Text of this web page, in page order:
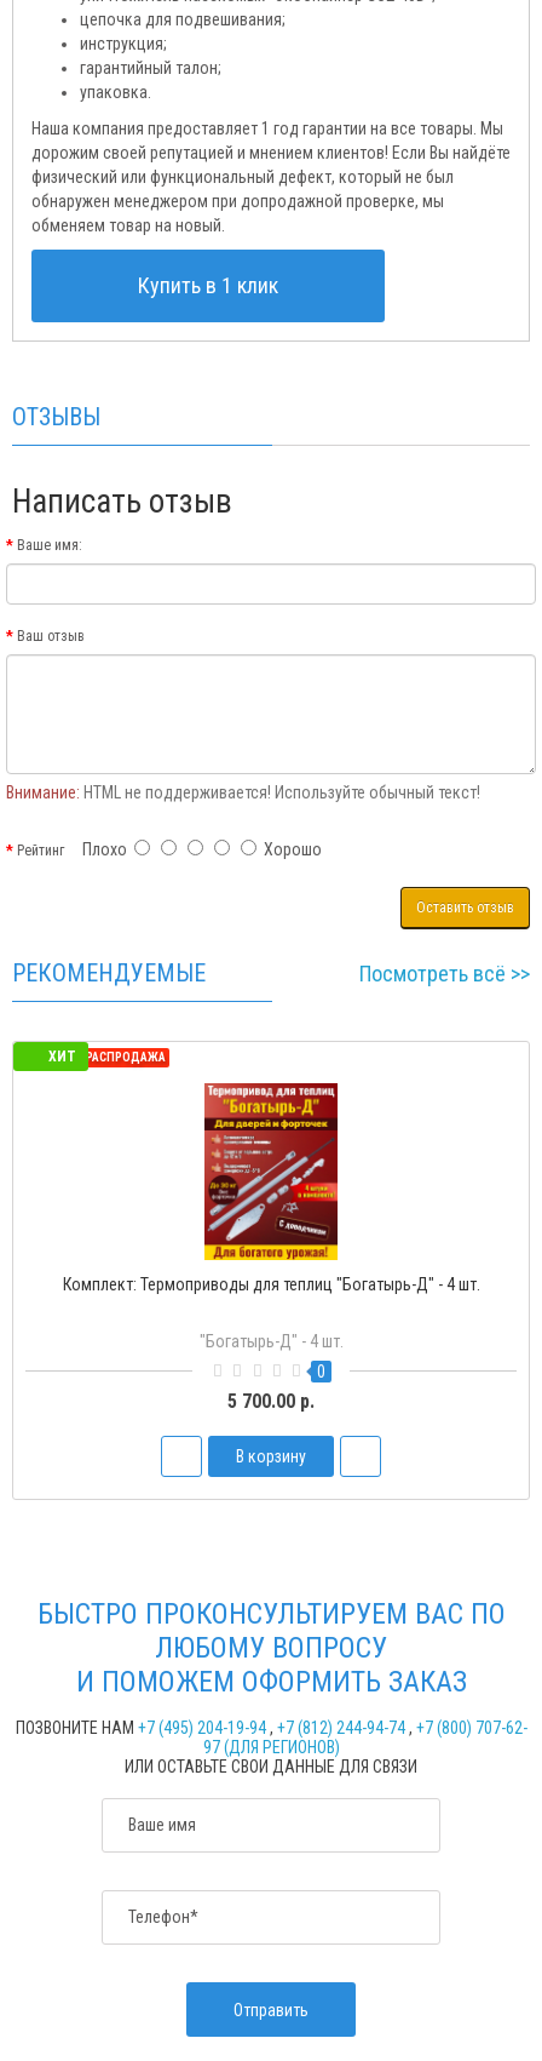
цепочка для подвешивания;
инструкция;
гарантийный талон;
упаковка.
Наша компания предоставляет 1 год гарантии на все товары. Мы
дорожим своей репутацией и мнением клиентов! Если Вы найдёте
физический или функциональный дефект, который не был
обнаружен менеджером при допродажной проверке, мы
обменяем товар на новый.
Купить в 1 клик
ОТЗЫВЫ
Написать отзыв
Ваше имя:
Ваш отзыв
Внимание: HTML не поддерживается! Используйте обычный текст!
РейтингПлохо Хорошо
Оставить отзыв
РЕКОМЕНДУЕМЫЕ Посмотреть всё >>
ХИТ
СЕЗОННАЯ РАСПРОДАЖА
Комплект: Термоприводы для теплиц "Богатырь-Д" - 4 шт.
"Богатырь-Д" - 4 шт.
0
5 700.00 р.
В корзину
БЫСТРО ПРОКОНСУЛЬТИРУЕМ ВАС ПО
ЛЮБОМУ ВОПРОСУ
И ПОМОЖЕМ ОФОРМИТЬ ЗАКАЗ
ПОЗВОНИТЕ НАМ +7 (495) 204-19-94, +7 (812) 244-94-74, +7 (800) 707-62-
97 (ДЛЯ РЕГИОНОВ)
ИЛИ ОСТАВЬТЕ СВОИ ДАННЫЕ ДЛЯ СВЯЗИ
Ваше имя
Телефон*
Отправить